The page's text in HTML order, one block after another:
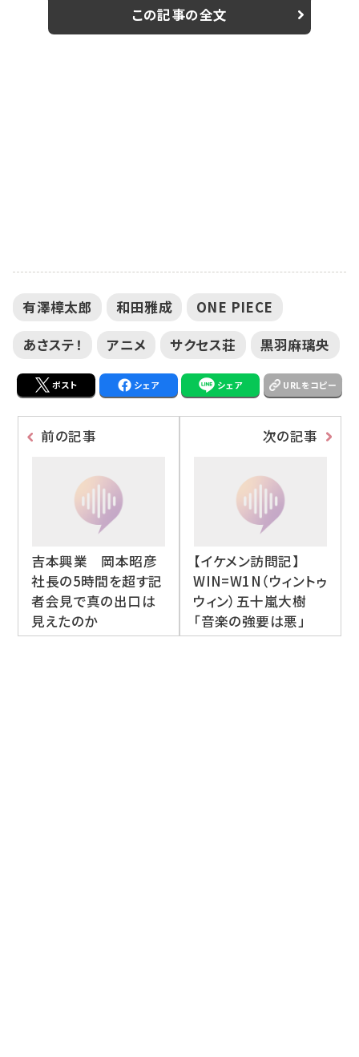
開した。 同ドラマは、和田に加えて黒羽麻璃央ら2.5次元
舞台で活躍する人気俳優10名の出演する。テレビ朝日系
この記事の全文
有澤樟太郎 和田雅成
ONE PIECE
あさステ！
アニメ サクセス荘 黒羽麻璃央
ポスト シェア シェア URLをコピー
前の記事
吉本興業 岡本昭彦
社長の5時間を超す記
者会見で真の出口は
見えたのか
次の記事
【イケメン訪問記】
WIN=W1N（ウィントゥ
ウィン）五十嵐大樹
「音楽の強要は悪」